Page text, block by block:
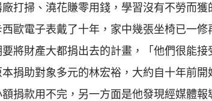
打掃、澆花賺零用錢，學習沒有不勞而
歐電子表戴了十年，家中幾張坐椅已一
將財產大都捐出去的計畫，「他們很能
捐助對象多元的林宏裕，大約自十年前
捐款用不完，另一方面是他發現經媒體